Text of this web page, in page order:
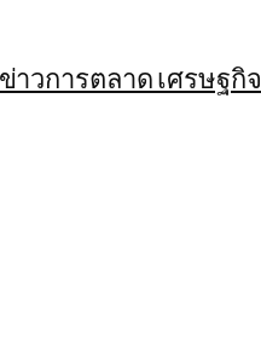
าวการตลาด เศรษฐกิจ